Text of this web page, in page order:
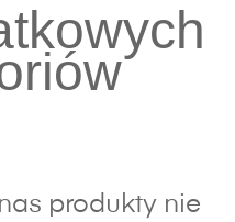
produkty nie